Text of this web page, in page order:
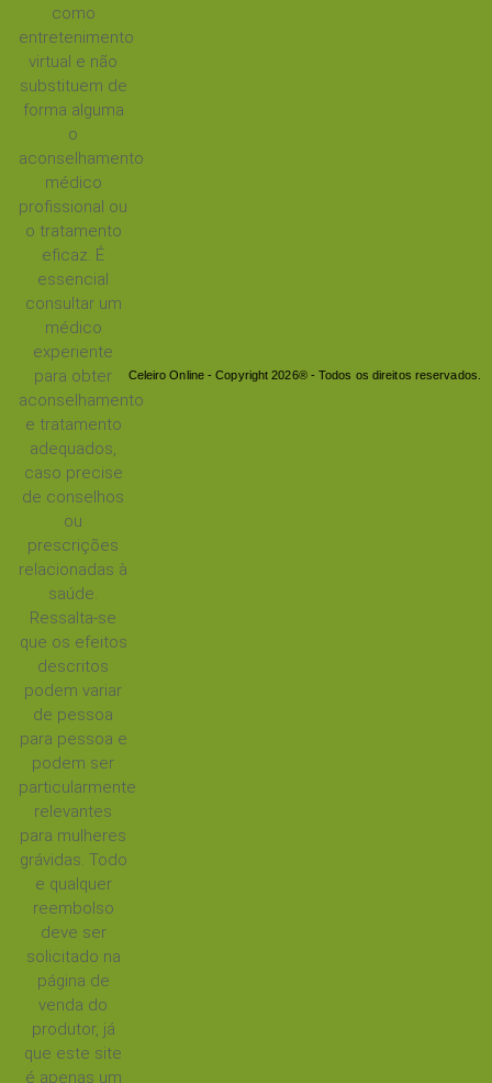
como
entretenimento
virtual e não
substituem de
forma alguma
o
aconselhamento
médico
profissional ou
o tratamento
eficaz. É
essencial
consultar um
médico
experiente
para obter
aconselhamento
e tratamento
adequados,
caso precise
de conselhos
ou
prescrições
relacionadas à
saúde.
Ressalta-se
que os efeitos
descritos
podem variar
de pessoa
para pessoa e
podem ser
particularmente
relevantes
para mulheres
grávidas. Todo
e qualquer
reembolso
deve ser
solicitado na
página de
venda do
produtor, já
que este site
é apenas um
Celeiro Online - Copyright 2026® - Todos os direitos reservados.